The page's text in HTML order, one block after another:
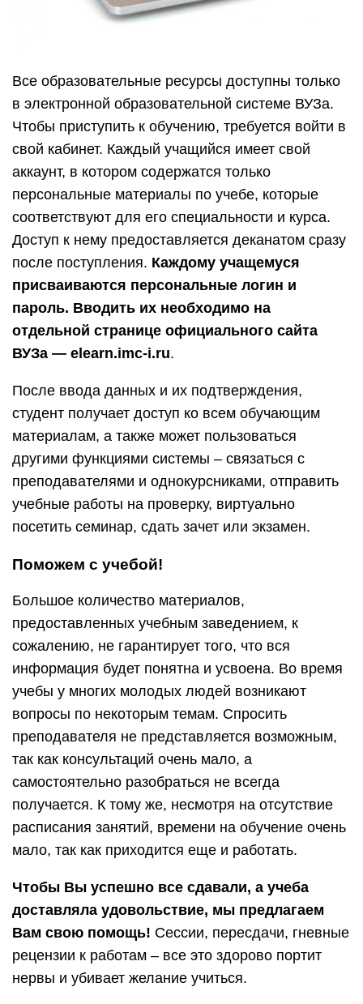
Все образовательные ресурсы доступны только
в электронной образовательной системе ВУЗа.
Чтобы приступить к обучению, требуется войти в
свой кабинет. Каждый учащийся имеет свой
аккаунт, в котором содержатся только
персональные материалы по учебе, которые
соответствуют для его специальности и курса.
Доступ к нему предоставляется деканатом сразу
после поступления. Каждому учащемуся
присваиваются персональные логин и
пароль. Вводить их необходимо на
отдельной странице официального сайта
ВУЗа — elearn.imc-i.ru.
После ввода данных и их подтверждения,
студент получает доступ ко всем обучающим
материалам, а также может пользоваться
другими функциями системы – связаться с
преподавателями и однокурсниками, отправить
учебные работы на проверку, виртуально
посетить семинар, сдать зачет или экзамен.
Поможем с учебой!
Большое количество материалов,
предоставленных учебным заведением, к
сожалению, не гарантирует того, что вся
информация будет понятна и усвоена. Во время
учебы у многих молодых людей возникают
вопросы по некоторым темам. Спросить
преподавателя не представляется возможным,
так как консультаций очень мало, а
самостоятельно разобраться не всегда
получается. К тому же, несмотря на отсутствие
расписания занятий, времени на обучение очень
мало, так как приходится еще и работать.
Чтобы Вы успешно все сдавали, а учеба
доставляла удовольствие, мы предлагаем
Вам свою помощь! Сессии, пересдачи, гневные
рецензии к работам – все это здорово портит
нервы и убивает желание учиться.